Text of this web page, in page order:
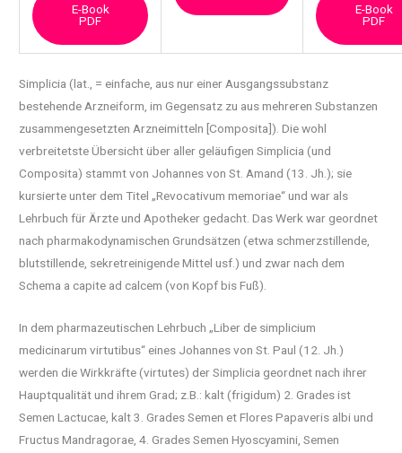
E-Book
PDF
E-Book
PDF
Simplicia (lat., = einfache, aus nur einer Ausgangssubstanz
bestehende Arzneiform, imGegensatz zu aus mehreren Substanzen
zusammengesetzten Arzneimitteln [Composita]). Die wohl
verbreitetste Übersicht über aller geläufigen Simplicia (und
Composita) stammt von Johannes von St. Amand (13. Jh.); sie
kursierte unter dem Titel „Revocativum memoriae“ und war als
Lehrbuch für Ärzte und Apotheker gedacht. Das Werk war geordnet
nach pharmakodynamischen Grundsätzen (etwa schmerzstillende,
blutstillende, sekretreinigende Mittel usf.) und zwar nach dem
Schema a capite ad calcem (von Kopf bis Fuß).
In dem pharmazeutischen Lehrbuch „Liber de simplicium
medicinarum virtutibus“ eines Johannes von St. Paul (12. Jh.)
werden die Wirkkräfte (virtutes) der Simplicia geordnet nach ihrer
Hauptqualität und ihrem Grad; z.B.: kalt (frigidum) 2. Grades ist
Semen Lactucae, kalt 3. Grades Semen et Flores Papaveris albi und
Fructus Mandragorae, 4. Grades Semen Hyoscyamini, Semen